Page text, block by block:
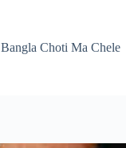
Bangla Choti Ma Chele